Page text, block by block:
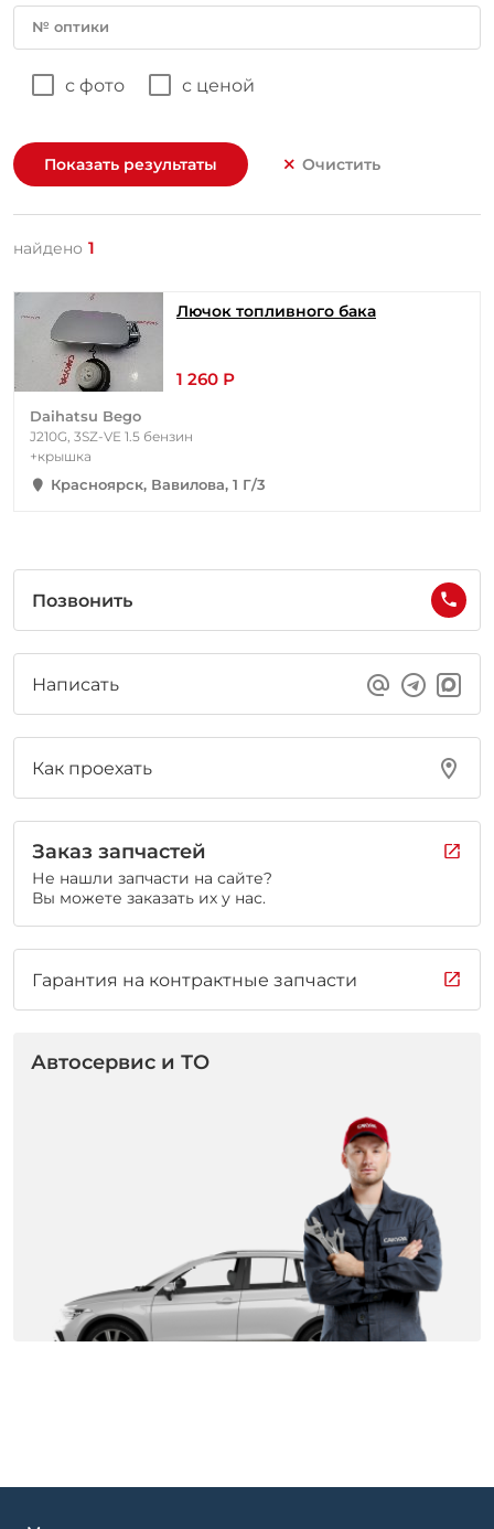
№ оптики
с фото с ценой
Показать результаты Очистить
найдено 1
Лючок топливного бака
1 260 Р
Daihatsu Bego
J210G, 3SZ-VE 1.5 бензин
+крышка
Красноярск, Вавилова, 1 Г/3
Позвонить
Написать
Как проехать
Заказ запчастей
Не нашли запчасти на сайте?
Вы можете заказать их у нас.
Гарантия на контрактные запчасти
Автосервис и ТО